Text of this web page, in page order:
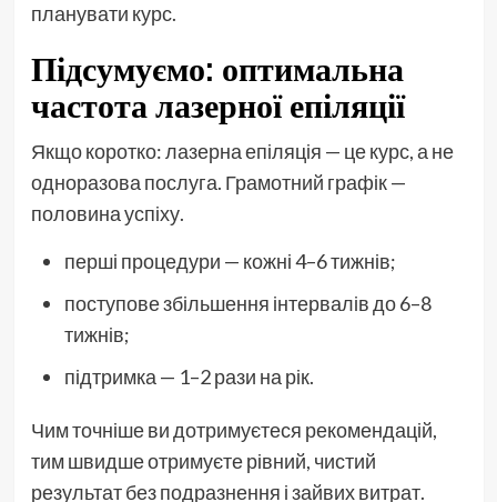
планувати курс.
Підсумуємо: оптимальна
частота лазерної епіляції
Якщо коротко: лазерна епіляція — це курс, а не
одноразова послуга. Грамотний графік —
половина успіху.
перші процедури — кожні 4–6 тижнів;
поступове збільшення інтервалів до 6–8
тижнів;
підтримка — 1–2 рази на рік.
Чим точніше ви дотримуєтеся рекомендацій,
тим швидше отримуєте рівний, чистий
результат без подразнення і зайвих витрат.